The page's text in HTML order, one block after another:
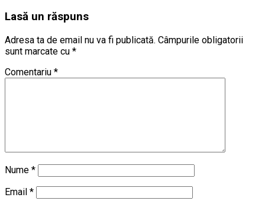
Lasă un răspuns
Adresa ta de email nu va fi publicată. Câmpurile obligatorii
sunt marcate cu *
Comentariu *
Nume *
Email *